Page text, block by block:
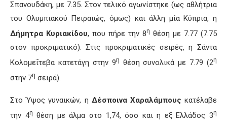
Σπανουδάκη, με 7.35. Στον τελικό αγωνίστηκε (ως αθλήτρια
του Ολυμπιακού Πειραιώς, όμως) και άλλη μία Κύπρια, η
Δήμητρα Κυριακίδου, που πήρε την 8η θέση με 7.77 (7.75
στον προκριματικό). Στις προκριματικές σειρές, η Σάντα
Κολομεΐτεβα κατετάγη στην 9η θέση συνολικά με 7.79 (2η
στην 7η σειρά).
Στο Ύψος γυναικών, η Δέσποινα Χαραλάμπους κατέλαβε
την 4η θέση με άλμα στο 1,74, όσο και η εξ Ελλάδος 3η